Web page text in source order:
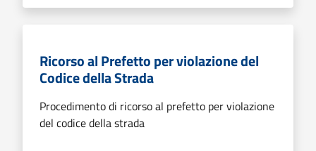
Ricorso al Prefetto per violazione del
Codice della Strada
Procedimento di ricorso al prefetto per violazione
del codice della strada